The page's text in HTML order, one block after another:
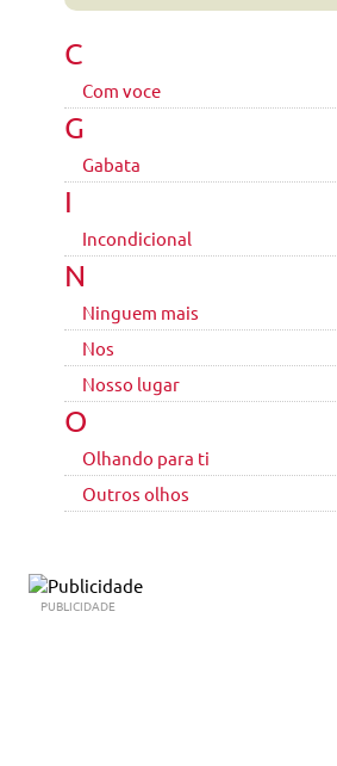
C
Com voce
G
Gabata
I
Incondicional
N
Ninguem mais
Nos
Nosso lugar
O
Olhando para ti
Outros olhos
PUBLICIDADE